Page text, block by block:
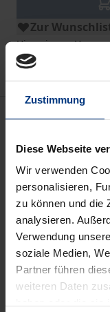
Zustimmung
Diese Webseite
Wir verwenden
personalisieren,
zu können und die
analysieren.
Verwendung
soziale Medien,
Partner führen
weiteren Daten
Zur
Hinweise zu
Beschreibung
Das
(1990–1995)
vor, innovative
Suchtprävention
In den alten
Schwerpunkt auf